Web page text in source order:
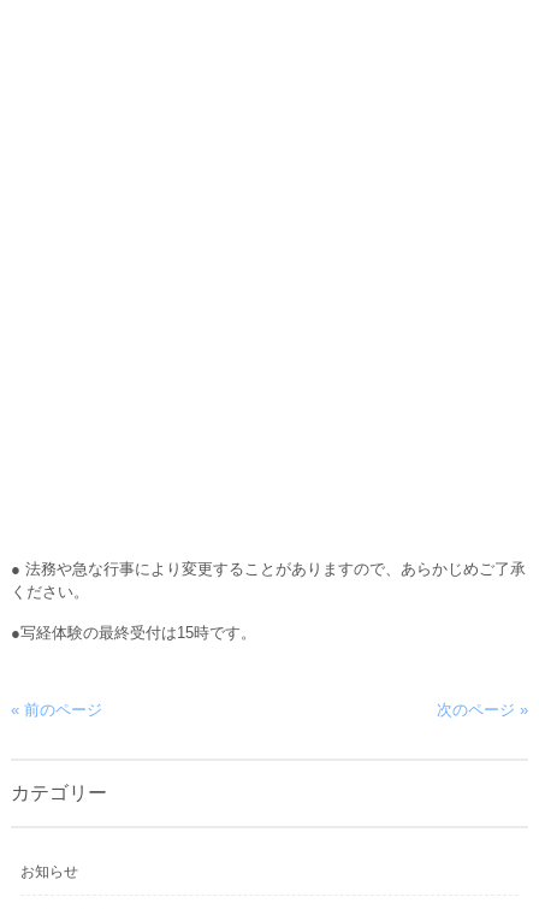
● 法務や急な行事により変更することがありますので、あらかじめご了承
ください。
●写経体験の最終受付は15時です。
« 前のページ 次のページ »
カテゴリー
お知らせ